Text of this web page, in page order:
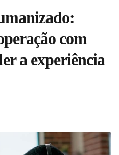
com
a experiência